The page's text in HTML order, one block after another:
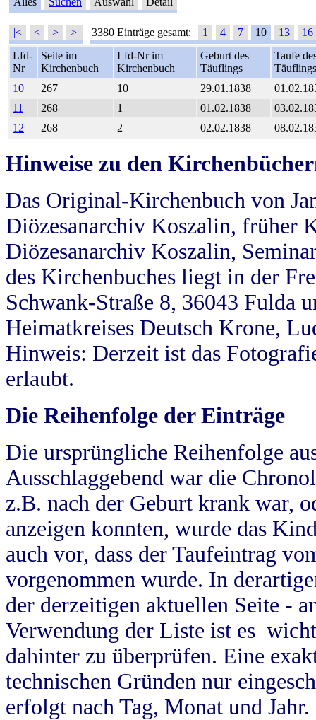
|< < > >| 3380 Einträge gesamt: 1 4 7 10 13
16
Lfd-
Nr
Seite im
Kirchenbuch
Lfd-Nr im
Kirchenbuch
Geburt des
Täuflings
Taufe
Täuflings
10
267 10 29.01.1838
11
268 1 01.02.1838
12
268 2 02.02.1838
Hinweise zu den
Das Original-Kirchenbuch von
Diözesanarchiv Koszalin, früher
Diözesanarchiv Koszalin,
des Kirchenbuches liegt in der
Schwank-Straße 8, 36043 Fulda
Heimatkreises Deutsch Krone,
Hinweis: Derzeit ist das
erlaubt.
Die Reihenfolge der Einträge
Die ursprüngliche Reihenfolge
Ausschlaggebend war die
z.B. nach der Geburt krank war,
anzeigen konnten, wurde das
auch vor, dass der Taufeintrag
vorgenommen wurde. In
der derzeitigen aktuellen Seite -
Verwendung der Liste ist es
dahinter zu überprüfen. Eine
technischen Gründen nur
erfolgt nach Tag, Monat und Jahr.